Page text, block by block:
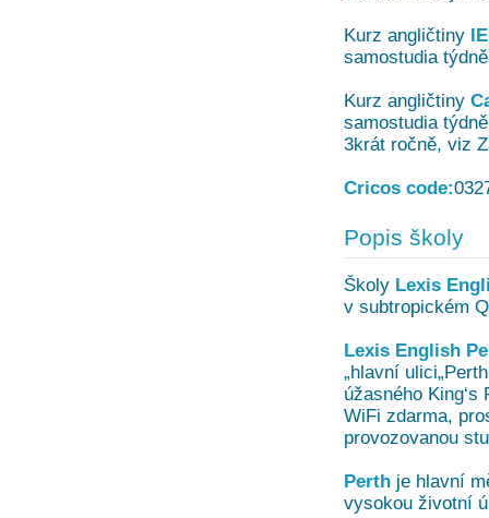
Kurz angličtiny
samostudia
Kurz angličtiny
samostudia
3krát ročně, viz
Cricos code:
Popis školy
Školy Lexis
v subtropickém
Lexis English
„hlavní
úžasného
WiFi zdarma,
provozovanou
Perthje hlavní
vysokou životní